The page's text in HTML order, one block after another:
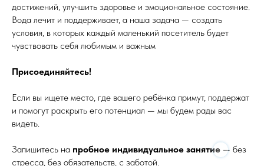
достижений, улучшить здоровье и эмоциональное состояние.
Вода лечит и поддерживает, а наша задача — создать
условия, в которых каждый маленький посетитель будет
чувствовать себя любимым и важным
Присоединяйтесь!
Если вы ищете место, где вашего ребёнка примут, поддержат
и помогут раскрыть его потенциал — мы будем рады вас
видеть.
Запишитесь на пробное индивидуальное занятие — без
стресса, без обязательств, с заботой.